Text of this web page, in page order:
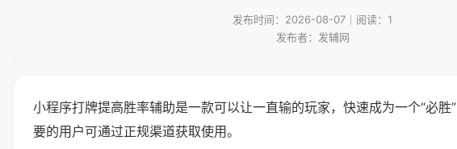
发布时间：2026-08-07｜阅读：1
发布者：发辅网
小程序打牌提高胜率辅助是一款可以让一直输的玩家，快速成为一个“必胜
要的用户可通过正规渠道获取使用。